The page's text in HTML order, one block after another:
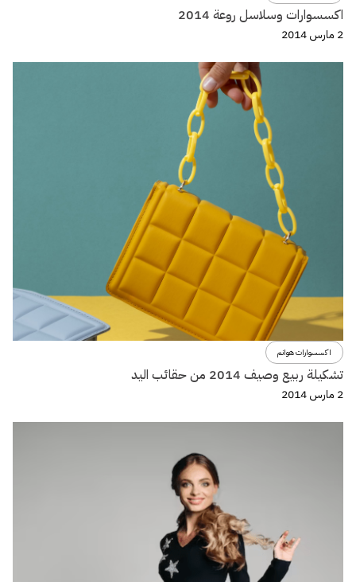
اكسسوارات وسلاسل روعة 2014
2 مارس 2014
اكسسوارات هوانم
تشكيلة ربيع وصيف 2014 من حقائب اليد
2 مارس 2014